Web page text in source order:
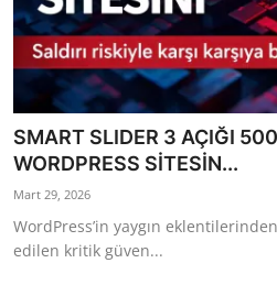
SMART SLIDER 3 AÇIĞI
WORDPRESS SİTESİN...
Mart 29, 2026
WordPress’in yaygın
edilen kritik güven...